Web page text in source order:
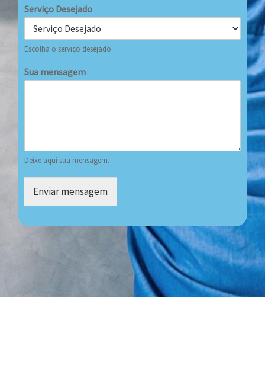
Serviço Desejado
Escolha o serviço desejado
Sua mensagem
Deixe aqui sua mensagem.
Enviar mensagem